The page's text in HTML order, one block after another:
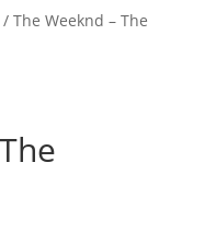
/ The Weeknd – The